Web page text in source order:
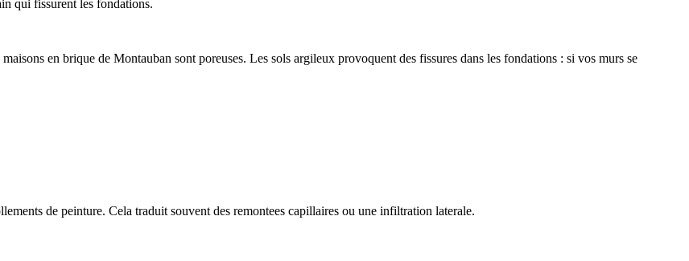
qui fissurent les fondations.
en brique de Montauban sont poreuses. Les sols argileux provoquent des fissures dans les fondations : si vos murs se
de peinture. Cela traduit souvent des remontees capillaires ou une infiltration laterale.